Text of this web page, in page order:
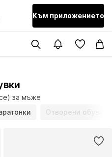
Към приложението
за мъже
Отворени обувки